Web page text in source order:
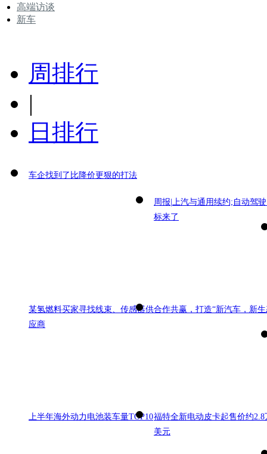
高端访谈
新车
周排行
|
日排行
车企找到了比降价更狠的打法
周报|上汽与通用续约;自动驾
标来了
某氢燃料买家寻找线束、传感器供
应商
合作共赢，打造“新汽车，新生
上半年海外动力电池装车量TOP10福特全新电动皮卡起售价约2.8
美元